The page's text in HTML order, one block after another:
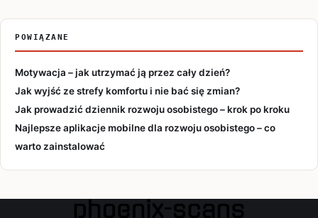
POWIĄZANE
Motywacja – jak utrzymać ją przez cały dzień?
Jak wyjść ze strefy komfortu i nie bać się zmian?
Jak prowadzić dziennik rozwoju osobistego – krok po kroku
Najlepsze aplikacje mobilne dla rozwoju osobistego – co
warto zainstalować